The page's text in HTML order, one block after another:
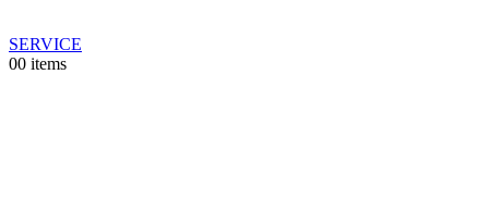
SERVICE
00 items